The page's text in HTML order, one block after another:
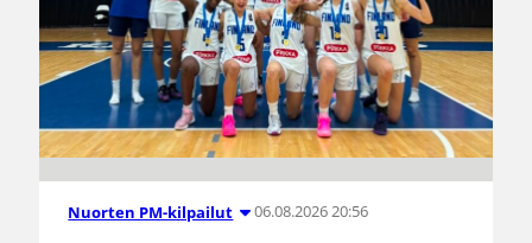
Nuorten PM-kilpailut 06.08.2026 20:56